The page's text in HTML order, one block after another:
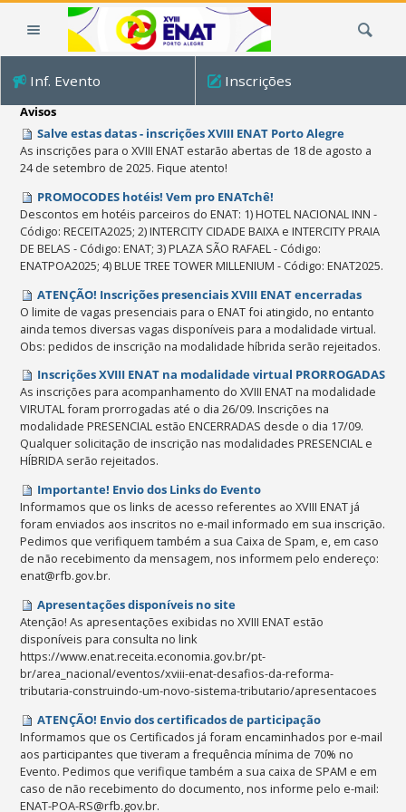
Inf. Evento Inscrições
Avisos
Salve estas datas - inscrições XVIII ENAT Porto Alegre
As inscrições para o XVIII ENAT estarão abertas de 18 de agosto a
24 de setembro de 2025. Fique atento!
PROMOCODES hotéis! Vem pro ENATchê!
Descontos em hotéis parceiros do ENAT: 1) HOTEL NACIONAL INN -
Código: RECEITA2025; 2) INTERCITY CIDADE BAIXA e INTERCITY PRAIA
DE BELAS - Código: ENAT; 3) PLAZA SÃO RAFAEL - Código:
ENATPOA2025; 4) BLUE TREE TOWER MILLENIUM - Código: ENAT2025.
ATENÇÃO! Inscrições presenciais XVIII ENAT encerradas
O limite de vagas presenciais para o ENAT foi atingido, no entanto
ainda temos diversas vagas disponíveis para a modalidade virtual.
Obs: pedidos de inscrição na modalidade híbrida serão rejeitados.
Inscrições XVIII ENAT na modalidade virtual PRORROGADAS
As inscrições para acompanhamento do XVIII ENAT na modalidade
VIRUTAL foram prorrogadas até o dia 26/09. Inscrições na
modalidade PRESENCIAL estão ENCERRADAS desde o dia 17/09.
Qualquer solicitação de inscrição nas modalidades PRESENCIAL e
HÍBRIDA serão rejeitados.
Importante! Envio dos Links do Evento
Informamos que os links de acesso referentes ao XVIII ENAT já
foram enviados aos inscritos no e-mail informado em sua inscrição.
Pedimos que verifiquem também a sua Caixa de Spam, e, em caso
de não recebimento da mensagem, nos informem pelo endereço:
enat@rfb.gov.br.
Apresentações disponíveis no site
Atenção! As apresentações exibidas no XVIII ENAT estão
disponíveis para consulta no link
https://www.enat.receita.economia.gov.br/pt-
br/area_nacional/eventos/xviii-enat-desafios-da-reforma-
tributaria-construindo-um-novo-sistema-tributario/apresentacoes
ATENÇÃO! Envio dos certificados de participação
Informamos que os Certificados já foram encaminhados por e-mail
aos participantes que tiveram a frequência mínima de 70% no
Evento. Pedimos que verifique também a sua caixa de SPAM e em
caso de não recebimento do documento, nos informe pelo e-mail:
ENAT-POA-RS@rfb.gov.br.